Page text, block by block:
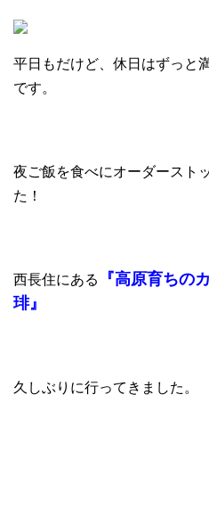
平日もだけど、休日はずっと
です。
夜ご飯を食べにオーダースト
た！
西長住にある
『高原育ちの
琲』
久しぶりに行ってきました。